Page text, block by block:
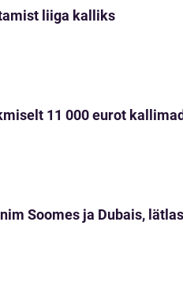
liiga kalliks
11 000 eurot kallimad
Soomes ja Dubais,